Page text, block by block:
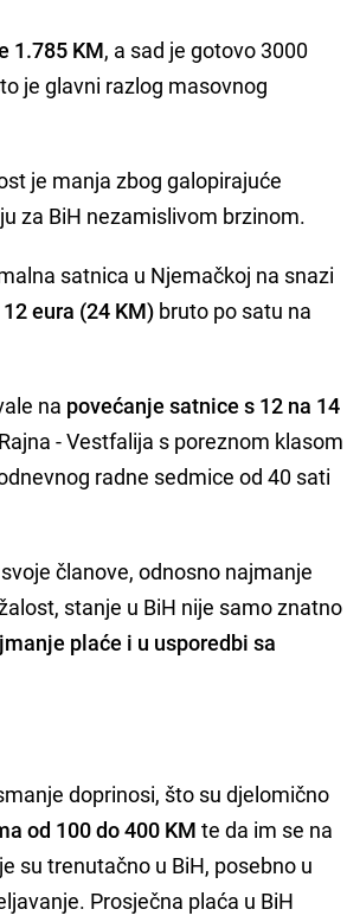
1.785 KM, a sad je gotovo 3000
je glavni razlog masovnog
je manja zbog galopirajuće
za BiH nezamislivom brzinom.
satnica u Njemačkoj na snazi
eura (24 KM) bruto po satu na
na povećanje satnice s 12 na 14
- Vestfalija s poreznom klasom
radne sedmice od 40 sati
članove, odnosno najmanje
stanje u BiH nije samo znatno
plaće i u usporedbi sa
doprinosi, što su djelomično
od 100 do 400 KM te da im se na
su trenutačno u BiH, posebno u
Prosječna plaća u BiH